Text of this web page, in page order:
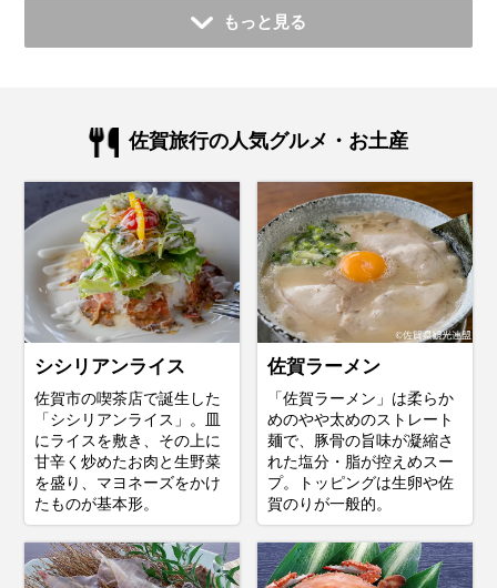
もっと見る
佐賀旅行の人気グルメ・お土産
シシリアンライス
佐賀市の喫茶店で誕生した
「シシリアンライス」。皿
にライスを敷き、その上に
甘辛く炒めたお肉と生野菜
を盛り、マヨネーズをかけ
たものが基本形。
佐賀ラーメン
「佐賀ラーメン」は柔らか
めのやや太めのストレート
麺で、豚骨の旨味が凝縮さ
れた塩分・脂が控えめスー
プ。トッピングは生卵や佐
賀のりが一般的。